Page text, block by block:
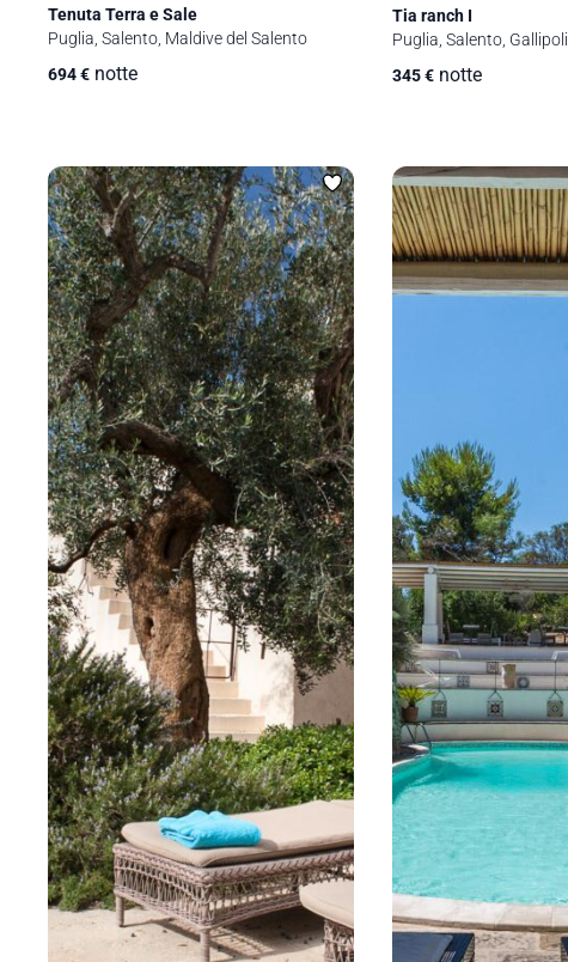
Tenuta Terra e Sale
Puglia, Salento, Maldive del Salento
694€ notte
Tia ranch I
Puglia, Salento, Gallipoli
345€ notte